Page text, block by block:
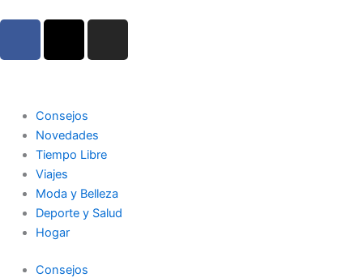
b
o
o
k
i
t
t
e
r
r
m
Consejos
Novedades
Tiempo Libre
Viajes
Moda y Belleza
Deporte y Salud
Hogar
Consejos